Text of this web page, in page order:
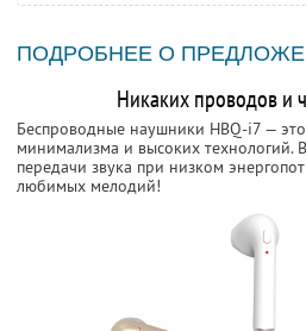
ПОДРОБНЕЕ О
Никаких проводов и
Беспроводные наушники HBQ-i7 —
минимализма и высоких технологий.
передачи звука при низком
любимых мелодий!